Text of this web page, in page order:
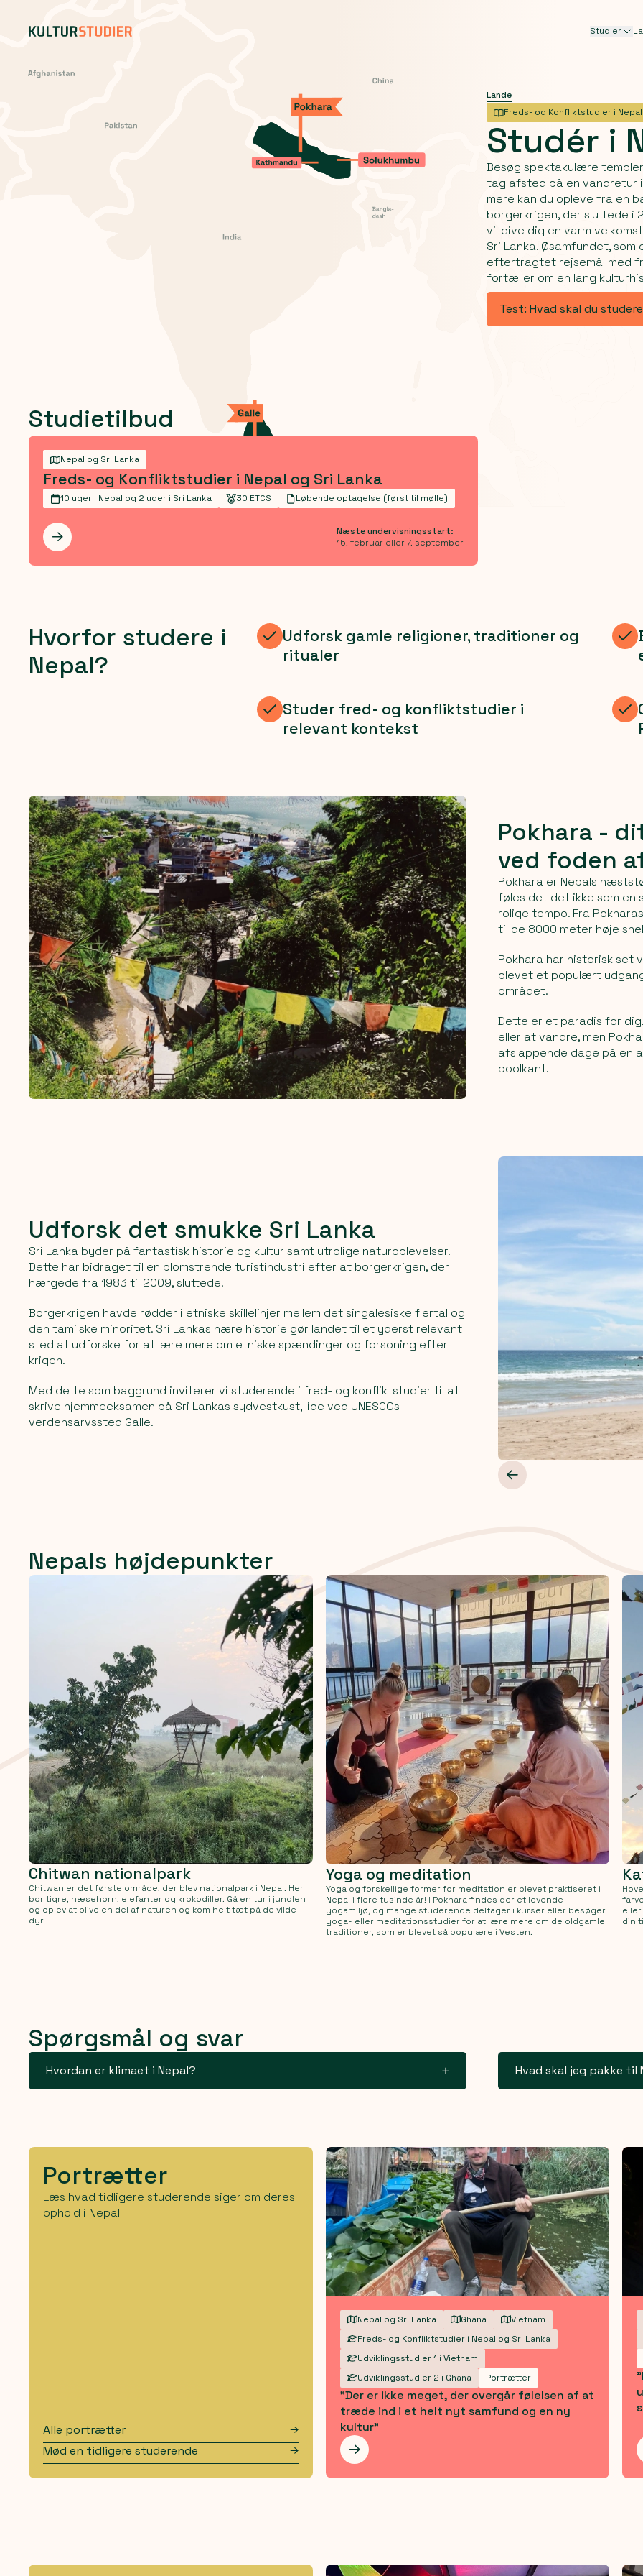
Studier
Lande
Freds- og Konfliktstudier i
Studér i
Besøg spektakulære
tag afsted på en vandretur
mere kan du opleve fra en
borgerkrigen, der sluttede i
vil give dig en varm
Sri Lanka. Øsamfundet,
eftertragtet rejsemål med
fortæller om en lang
Test: Hvad skal du
Studietilbud
Nepal og Sri Lanka
Freds- og Konfliktstudier i Nepal og Sri Lanka
10 uger i Nepal og 2 uger i Sri Lanka 30 ETCS Løbende optagelse (først til mølle)
Les mer
Næste undervisningsstart:
15. februar eller 7. september
Hvorfor studere i
Nepal?
Udforsk gamle religioner, traditioner og
ritualer
Studer fred- og konfliktstudier i
relevant kontekst
Pokhara -
ved foden
Pokhara er Nepals
føles det det ikke som en
rolige tempo. Fra
til de 8000 meter høje
Pokhara har historisk set
blevet et populært
området.
Dette er et paradis for
eller at vandre, men
afslappende dage på en
poolkant.
Udforsk det smukke Sri Lanka
Sri Lanka byder på fantastisk historie og kultur samt utrolige naturoplevelser.
Dette har bidraget til en blomstrende turistindustri efter at borgerkrigen, der
hærgede fra 1983 til 2009, sluttede.
Borgerkrigen havde rødder i etniske skillelinjer mellem det singalesiske flertal og
den tamilske minoritet. Sri Lankas nære historie gør landet til et yderst relevant
sted at udforske for at lære mere om etniske spændinger og forsoning efter
krigen.
Med dette som baggrund inviterer vi studerende i fred- og konfliktstudier til at
skrive hjemmeeksamen på Sri Lankas sydvestkyst, lige ved UNESCOs
verdensarvssted Galle.
Nepals højdepunkter
Chitwan nationalpark
Chitwan er det første område, der blev nationalpark i Nepal. Her
bor tigre, næsehorn, elefanter og krokodiller. Gå en tur i junglen
og oplev at blive en del af naturen og kom helt tæt på de vilde
dyr.
Yoga og meditation
Yoga og forskellige former for meditation er blevet praktiseret i
Nepal i flere tusinde år! I Pokhara findes der et levende
yogamiljø, og mange studerende deltager i kurser eller besøger
yoga- eller meditationsstudier for at lære mere om de oldgamle
traditioner, som er blevet så populære i Vesten.
din
Spørgsmål og svar
Hvordan er klimaet i Nepal? Hvad skal jeg pakke til
Portrætter
Læs hvad tidligere studerende siger om deres
ophold i Nepal
Alle portrætter
Mød en tidligere studerende
Nepal og Sri Lanka Ghana
Vietnam
Freds- og Konfliktstudier i Nepal og Sri Lanka
Udviklingsstudier 1 i Vietnam
Udviklingsstudier 2 i Ghana
Portrætter
"Der er ikke meget, der overgår følelsen af at
træde ind i et helt nyt samfund og en ny
kultur"
Les mer